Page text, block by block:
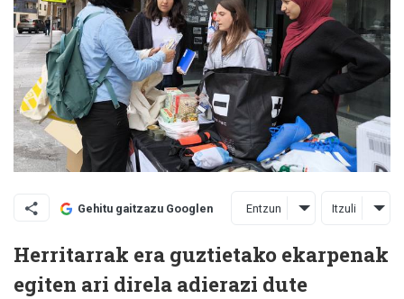
Gehitu gaitzazu Googlen Entzun Itzuli
Herritarrak era guztietako ekarpenak
egiten ari direla adierazi dute